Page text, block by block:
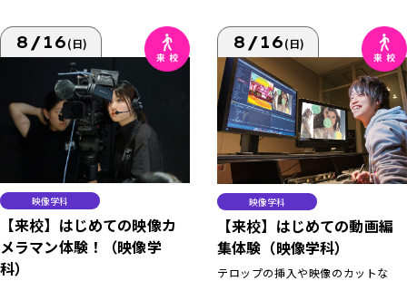
8/16(日)
映像学科
【来校】はじめての映像カ
メラマン体験！（映像学
科）
8/16(日)
映像学科
【来校】はじめての動画編
集体験（映像学科）
テロップの挿入や映像のカットな